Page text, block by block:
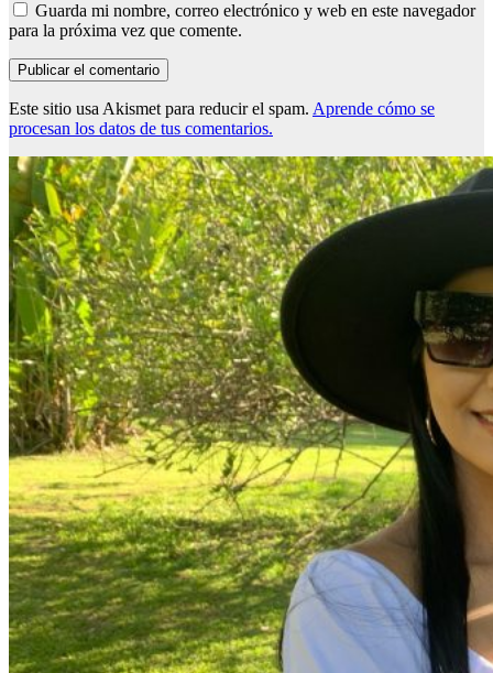
Guarda mi nombre, correo electrónico y web en este navegador
para la próxima vez que comente.
Este sitio usa Akismet para reducir el spam. Aprende cómo se
procesan los datos de tus comentarios.